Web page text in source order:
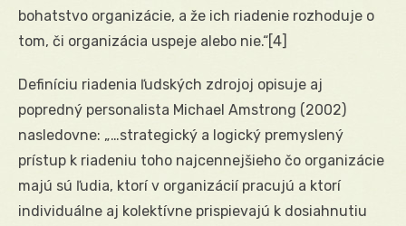
bohatstvo organizácie, a že ich riadenie rozhoduje o
tom, či organizácia uspeje alebo nie.“[4]
Definíciu riadenia ľudských zdrojoj opisuje aj
popredný personalista Michael Amstrong (2002)
nasledovne: „…strategický a logický premyslený
prístup k riadeniu toho najcennejšieho čo organizácie
majú sú ľudia, ktorí v organizácií pracujú a ktorí
individuálne aj kolektívne prispievajú k dosiahnutiu